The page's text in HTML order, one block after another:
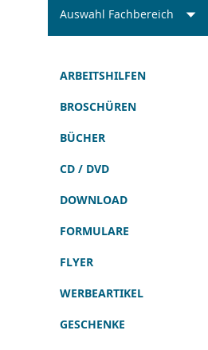
Auswahl Fachbereich
ARBEITSHILFEN
BROSCHÜREN
BÜCHER
CD / DVD
DOWNLOAD
FORMULARE
FLYER
WERBEARTIKEL
GESCHENKE